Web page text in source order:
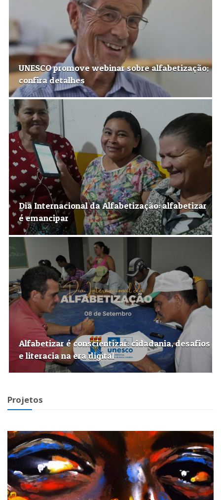
UNESCO promove webinar sobre alfabetização;
confira detalhes
Dia Internacional da Alfabetização: alfabetizar
é emancipar
Alfabetizar é conscientizar: cidadania, desafios
e literacia na era digital
Projetos